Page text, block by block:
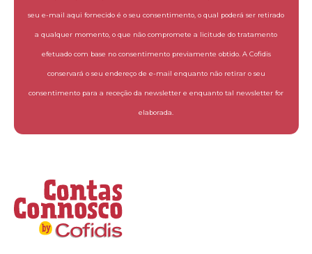
seu e-mail aqui fornecido é o seu consentimento, o qual poderá ser retirado
a qualquer momento, o que não compromete a licitude do tratamento
efetuado com base no consentimento previamente obtido. A Cofidis
conservará o seu endereço de e-mail enquanto não retirar o seu
consentimento para a receção da newsletter e enquanto tal newsletter for
elaborada.